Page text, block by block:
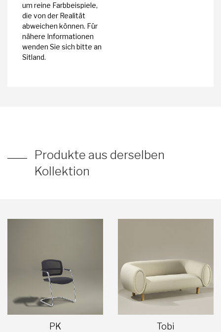
um reine Farbbeispiele,
die von der Realität
abweichen können. Für
nähere Informationen
wenden Sie sich bitte an
Sitland.
Produkte aus derselben
Kollektion
PK Tobi